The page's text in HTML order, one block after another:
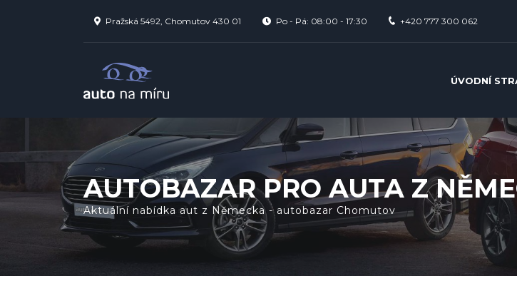
Pražská 5492, Chomutov 430 01 Po - Pá: 08:00 - 17:30 +420 777 300 062
ÚVODNÍ
AUTOBAZAR PRO AUTA Z
Aktuální nabídka aut z Německa - autobazar Chomutov